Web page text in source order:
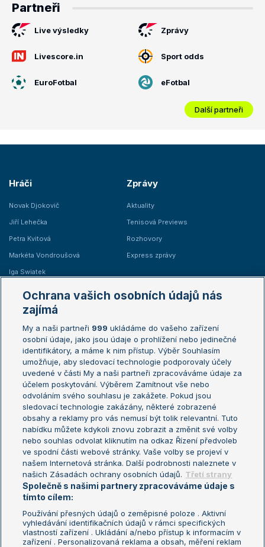
Partneři
Live výsledky Zprávy
Livescore.in Sport odds
EuroFotbal eFotbal
Další partneři
Hráči
Novak Djokovič
Jiří Lehečka
Petra Kvitová
Markéta Vondroušová
Iga Swiatek
Zprávy
Aktuality
Tenisová Previews
Rozhovory
Express zprávy
Žebříčky
Žebříček ATP (muži)
Žebříček WTA (ženy)
Sázkařský žebříček
Australian Open
French Open
Wimbledon
US Open
Turnaj mistrů
Turnaj mistryň
Aktualní trendy
Fotbalové přestupy
Livesport Daily
LS Prague Open
Podmínky užití
Nastavení soukromí
Ochrana vašich osobních údajů nás
zajímá
My a naši partneři 999 ukládáme do vašeho zařízení
osobní údaje, jako jsou údaje o prohlížení nebo jedinečné
identifikátory, a máme k nim přístup. Výběr Souhlasím
umožňuje, aby sledovací technologie podporovaly účely
uvedené v části My a naši partneři zpracováváme údaje za
účelem poskytování. Výběrem Zamítnout vše nebo
odvoláním svého souhlasu je zakážete. Pokud jsou
sledovací technologie zakázány, některé zobrazené
obsahy a reklamy pro vás nemusí být tolik relevantní. Tuto
nabídku můžete kdykoli znovu zobrazit a změnit své volby
nebo souhlas odvolat kliknutím na odkaz Řízení předvoleb
ve spodní části webové stránky. Vaše volby se projeví v
našem Internetová stránka. Další podrobnosti naleznete v
našich Zásadách ochrany osobních údajů. Třetí strany
Společně s našimi partnery zpracováváme údaje s
tímto cílem:
Používání přesných údajů o zeměpisné poloze . Aktivní
vyhledávání identifikačních údajů v rámci specifických
vlastností zařízení . Ukládání a/nebo přístup k informacím v
zařízení . Personalizovaná reklama a obsah, měření reklam